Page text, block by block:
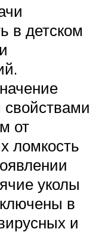
в детском
от
ломкость
уколы
в
и